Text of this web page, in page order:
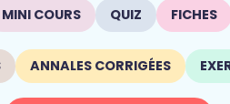
MINI COURS QUIZ FICHES
ANNALES CORRIGÉES